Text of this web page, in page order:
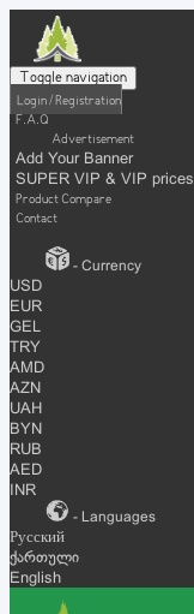
Toggle navigation
Login / Registration
F.A.Q
Advertisement
Add Your Banner
SUPER VIP & VIP prices
Product Compare
Contact
- Currency
USD
EUR
GEL
TRY
AMD
AZN
UAH
BYN
RUB
AED
INR
- Languages
Русский
ქართული
English